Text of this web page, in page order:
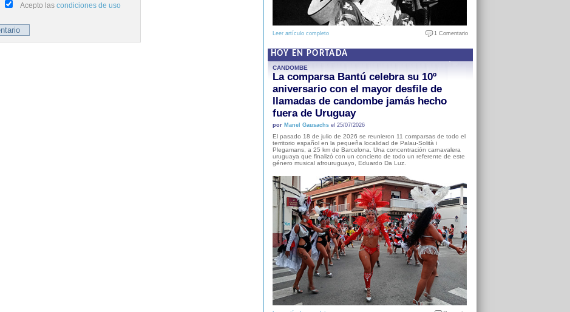
Acepto las condiciones de uso
Leer artículo completo 1 Comentario
HOY EN PORTADA
CANDOMBE
La comparsa Bantú celebra su 10º
aniversario con el mayor desfile de
llamadas de candombe jamás hecho
fuera de Uruguay
por Manel Gausachsel 25/07/2026
El pasado 18 de julio de 2026 se reunieron 11 comparsas de todo el
territorio español en la pequeña localidad de Palau-Solità i
Plegamans, a 25 km de Barcelona. Una concentración carnavalera
uruguaya que finalizó con un concierto de todo un referente de este
género musical afrouruguayo, Eduardo Da Luz.